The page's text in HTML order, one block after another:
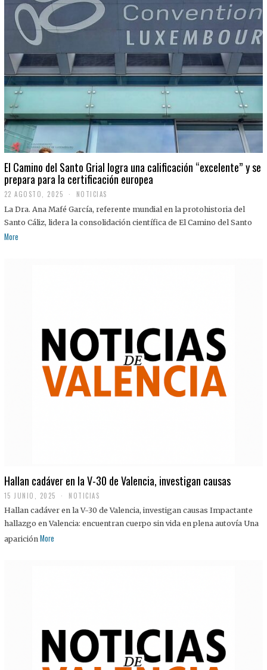
El Camino del Santo Grial logra una calificación “excelente” y se
prepara para la certificación europea
22 AGOSTO, 2025
2
A
G
NOTICIAS
La Dra. Ana Mafé García, referente mundial en la protohistoria del
Santo Cáliz, lidera la consolidación científica de El Camino del Santo
More
Hallan cadáver en la V-30 de Valencia, investigan causas
15 JUNIO, 2025 NOTICIAS
Hallan cadáver en la V-30 de Valencia, investigan causas Impactante
hallazgo en Valencia: encuentran cuerpo sin vida en plena autovía Una
aparición More